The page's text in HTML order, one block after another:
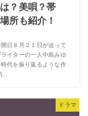
？美唄？帯
所も紹介！
日８月２１日が迫って
イターの一人中島みゆ
代を振り返るような作
ドラマ